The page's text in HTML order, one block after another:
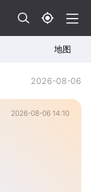
地图
2026-08-06
2026-08-06 14:10